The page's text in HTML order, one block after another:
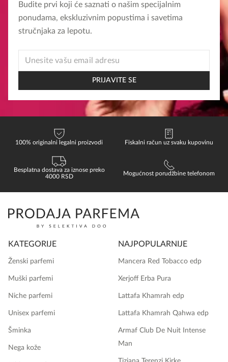
Budite prvi koji će saznati o našim specijalnim
ponudama, ekskluzivnim popustima i savetima
stručnjaka za lepotu.
PRIJAVITE SE
100% originalni legalni proizvodi Fiskalni račun uz svaku kupovinu
Besplatna dostava za iznose preko
4000 RSD
Mogućnost porudžbine telefonom
KATEGORIJE
Ženski parfemi
Muški parfemi
Niche parfemi
Unisex parfemi
Šminka
Nega kože
NAJPOPULARNIJE
Mancera Red Tobacco edp
Xerjoff Erba Pura
Lattafa Khamrah edp
Lattafa Khamrah Qahwa edp
Armaf Club De Nuit Intense
Man